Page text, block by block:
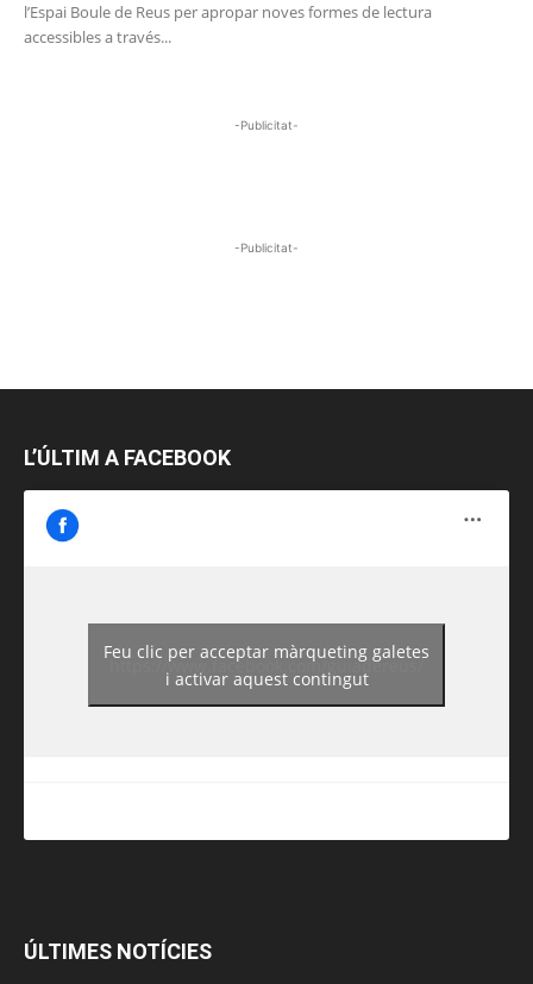
l’Espai Boule de Reus per apropar noves formes de lectura
accessibles a través...
-Publicitat-
-Publicitat-
L’ÚLTIM A FACEBOOK
https://www.facebook.com/guiadereus/
Feu clic per acceptar màrqueting galetes
i activar aquest contingut
ÚLTIMES NOTÍCIES